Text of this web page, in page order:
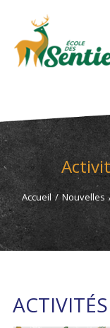
Accueil / Nouvelles